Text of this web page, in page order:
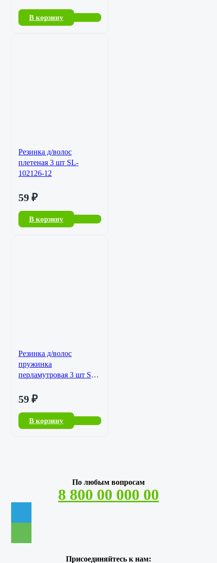
В корзину
Резинка д/волос
плетеная 3 шт SL-
102126-12
59 ₽
В корзину
Резинка д/волос
пружинка
перламутровая 3 шт SL-
59 ₽
В корзину
По любым вопросам
8 800 00 000 00
Присоединяйтесь к нам: